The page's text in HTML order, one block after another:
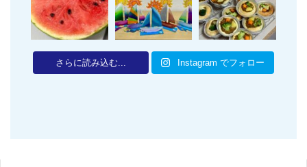
さらに読み込む... Instagram でフォロー